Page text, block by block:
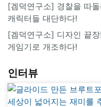
[겜덕연구소] 경찰을 따
캐릭터들 대단하다!
[겜덕연구소] 디자인 끝
게임기로 개조하다!
인터뷰